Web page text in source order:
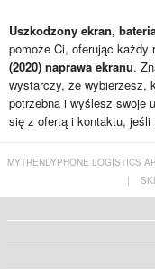
Uszkodzony ekran,
pomoże Ci, oferując każdy
(2020) naprawa ekranu.
wystarczy, że wybierzesz,
potrzebna i wyślesz swoje
się z ofertą i kontaktu,
MYTRENDYPHONE LOGISTICS
|